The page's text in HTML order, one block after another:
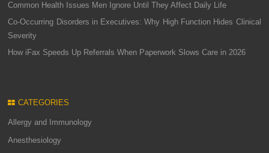
Common Health Issues Men Ignore Until They Affect Daily Life
Co-Occurring Disorders in Executives: Why High Function Hides Clinical
Severity
How iFax Speeds Up Referrals When Paperwork Slows Care in 2026
CATEGORIES
Allergy and Immunology
Anesthesiology